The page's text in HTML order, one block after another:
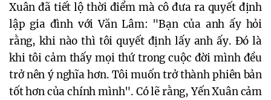
Xuân đã tiết lộ thời điểm mà cô đưa ra quyết định
lập gia đình với Văn Lâm: "Bạn của anh ấy hỏi
rằng, khi nào thì tôi quyết định lấy anh ấy. Đó là
khi tôi cảm thấy mọi thứ trong cuộc đời mình đều
trở nên ý nghĩa hơn. Tôi muốn trở thành phiên bản
tốt hơn của chính mình". Có lẽ rằng, Yến Xuân cảm